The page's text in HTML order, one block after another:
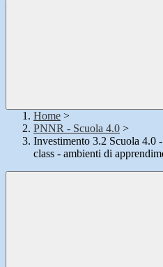
Home >
PNNR - Scuola 4.0 >
Investimento 3.2 Scuola 4.0
class - ambienti di